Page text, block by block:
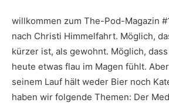
willkommen zum The-Pod-Magazin
nach Christi Himmelfahrt. Möglich,
kürzer ist, als gewohnt. Möglich,
heute etwas flau im Magen fühlt.
seinem Lauf hält weder Bier noch
haben wir folgende Themen: Der